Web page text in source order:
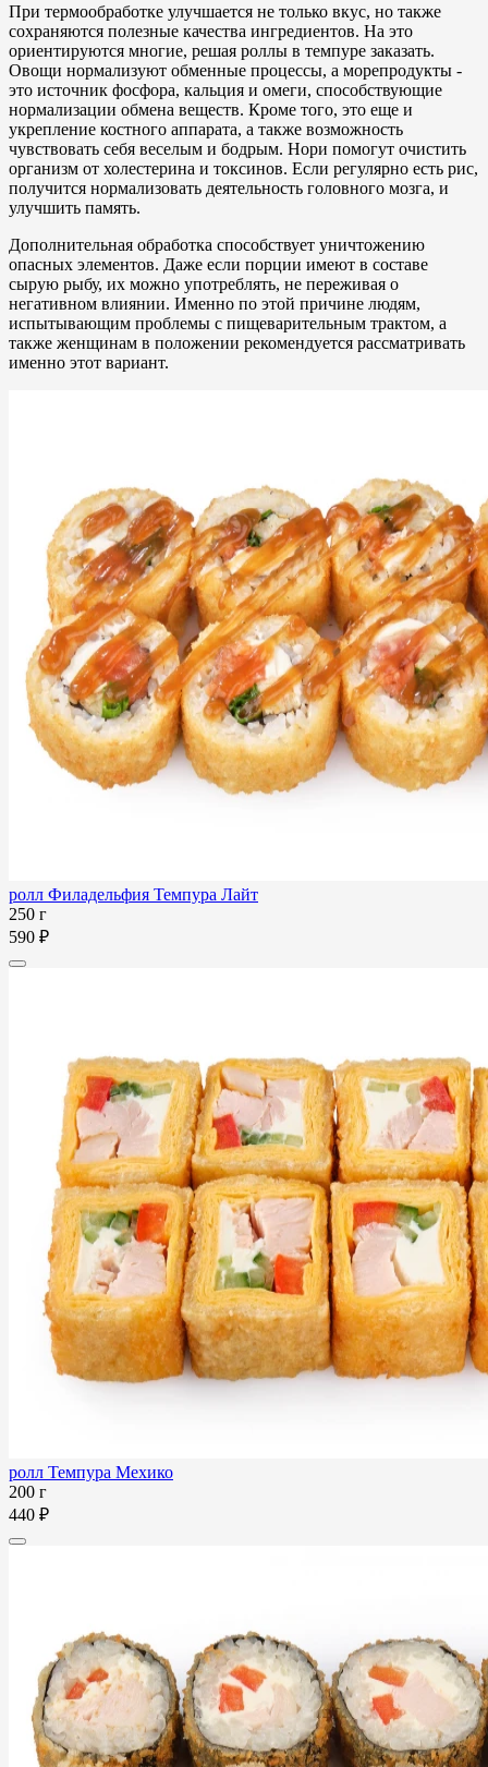
При термообработке улучшается не только вкус, но также
сохраняются полезные качества ингредиентов. На это
ориентируются многие, решая роллы в темпуре заказать.
Овощи нормализуют обменные процессы, а морепродукты -
это источник фосфора, кальция и омеги, способствующие
нормализации обмена веществ. Кроме того, это еще и
укрепление костного аппарата, а также возможность
чувствовать себя веселым и бодрым. Нори помогут очистить
организм от холестерина и токсинов. Если регулярно есть рис,
получится нормализовать деятельность головного мозга, и
улучшить память.
Дополнительная обработка способствует уничтожению
опасных элементов. Даже если порции имеют в составе
сырую рыбу, их можно употреблять, не переживая о
негативном влиянии. Именно по этой причине людям,
испытывающим проблемы с пищеварительным трактом, а
также женщинам в положении рекомендуется рассматривать
именно этот вариант.
ролл Филадельфия Темпура Лайт
250 г
590 ₽
ролл Темпура Мехико
200 г
440 ₽